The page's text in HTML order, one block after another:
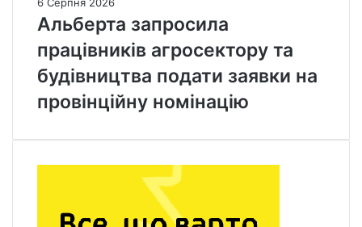
Альберта запросила
працівників агросектору та
будівництва подати заявки на
провінційну номінацію